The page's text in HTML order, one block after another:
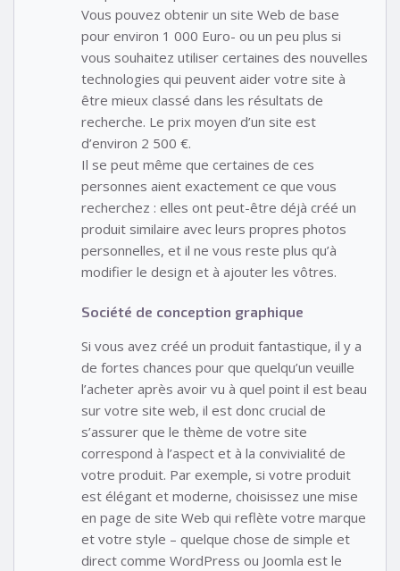
Vous pouvez obtenir un site Web de base
pour environ 1 000 Euro- ou un peu plus si
vous souhaitez utiliser certaines des nouvelles
technologies qui peuvent aider votre site à
être mieux classé dans les résultats de
recherche. Le prix moyen d’un site est
d’environ 2 500 €.
Il se peut même que certaines de ces
personnes aient exactement ce que vous
recherchez : elles ont peut-être déjà créé un
produit similaire avec leurs propres photos
personnelles, et il ne vous reste plus qu’à
modifier le design et à ajouter les vôtres.
Société de conception graphique
Si vous avez créé un produit fantastique, il y a
de fortes chances pour que quelqu’un veuille
l’acheter après avoir vu à quel point il est beau
sur votre site web, il est donc crucial de
s’assurer que le thème de votre site
correspond à l’aspect et à la convivialité de
votre produit. Par exemple, si votre produit
est élégant et moderne, choisissez une mise
en page de site Web qui reflète votre marque
et votre style – quelque chose de simple et
direct comme WordPress ou Joomla est le